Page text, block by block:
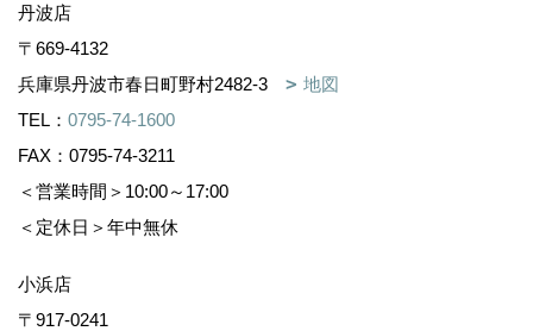
丹波店
〒669-4132
兵庫県丹波市春日町野村2482-3
地図
TEL： 0795-74-1600
FAX：0795-74-3211
＜営業時間＞10:00～17:00
＜定休日＞年中無休
小浜店
〒917-0241